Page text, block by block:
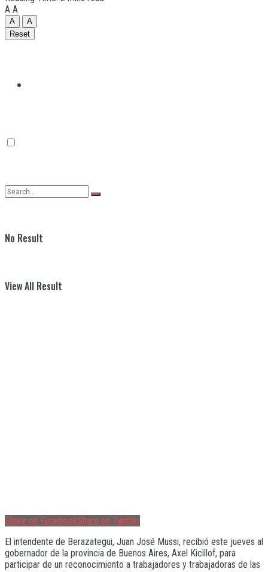
Quilmes
No Result
View All Result
A A
A
A
Reset
Share on FacebookShare on Twitter
El intendente de Berazategui, Juan José Mussi, recibió este jueves al
gobernador de la provincia de Buenos Aires, Axel Kicillof, para
participar de un reconocimiento a trabajadores y trabajadoras de las